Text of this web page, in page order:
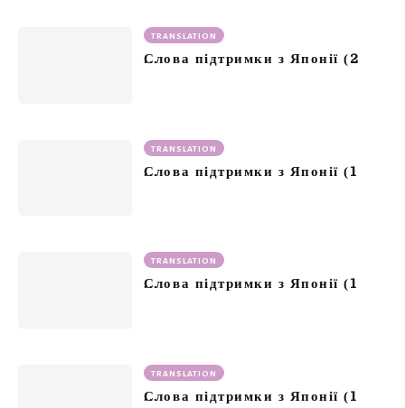
TRANSLATION
Слова підтримки з Японії (2
TRANSLATION
Слова підтримки з Японії (1
TRANSLATION
Слова підтримки з Японії (1
TRANSLATION
Слова підтримки з Японії (1